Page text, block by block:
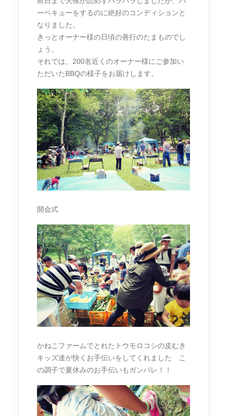
ーベキューをするのに絶好のコンディションと
なりました。
きっとオーナー様の日頃の善行のたまものでし
ょう。
それでは、200名近くのオーナー様にご参加い
ただいたBBQの様子をお届けします。
開会式
かねこファームでとれたトウモロコシの皮むき
キッズ達が快くお手伝いをしてくれました こ
の調子で夏休みのお手伝いもガンバレ！！